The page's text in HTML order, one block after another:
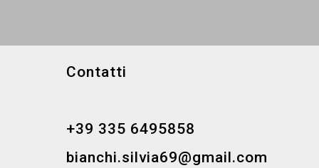
Contatti
+39 335 6495858
bianchi.silvia69@gmail.com